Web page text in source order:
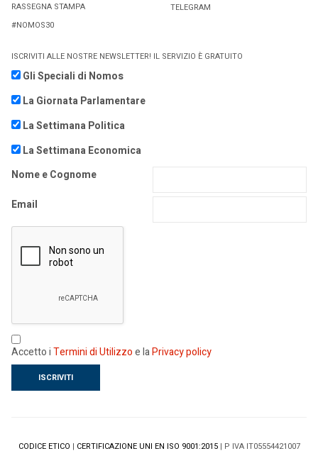
RASSEGNA STAMPA
#NOMOS30
TELEGRAM
ISCRIVITI ALLE NOSTRE NEWSLETTER! IL SERVIZIO È GRATUITO
Gli Speciali di Nomos
La Giornata Parlamentare
La Settimana Politica
La Settimana Economica
Nome e Cognome
Email
Accetto iTermini di Utilizzoe laPrivacy policy
CODICE ETICO | CERTIFICAZIONE UNI EN ISO 9001:2015| P IVA IT05554421007